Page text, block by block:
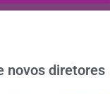
novos diretores